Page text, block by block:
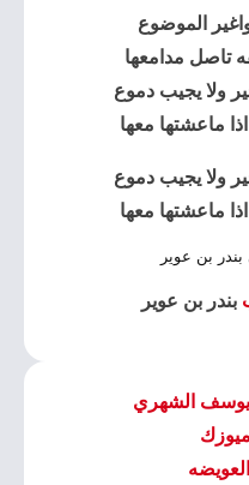
واغير الموضوع
تاصل مدامعها
ولا يجيب دموع
ماعشتها معها
ولا يجيب دموع
ماعشتها معها
بن عوير
بندر بن عوير
يوسف الشهري
ميوزك